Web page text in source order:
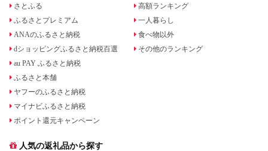
さとふる
ふるさとプレミアム
ANAのふるさと納税
dショッピングふるさと納税百選
au PAY ふるさと納税
ふるさと本舗
ヤフーのふるさと納税
マイナビふるさと納税
ポイント還元キャンペーン
高額ランキング
一人暮らし
食べ物以外
その他のランキング
人気の返礼品から探す